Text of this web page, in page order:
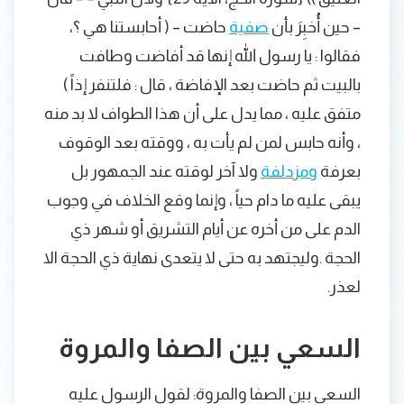
– حين أُخبِرَ بأن صفية حاضت – ( أحابستنا هي ؟،
فقالوا : يا رسول الله إنها قد أفاضت وطافت
بالبيت ثم حاضت بعد الإفاضة ، قال : فلتنفر إذاً )
متفق عليه ، مما يدل على أن هذا الطواف لا بد منه
، وأنه حابس لمن لم يأت به ، ووقته بعد الوقوف
بعرفة ومزدلفة ولا آخر لوقته عند الجمهور بل
يبقى عليه ما دام حياً ، وإنما وقع الخلاف في وجوب
الدم على من أخره عن أيام التشريق أو شهر ذي
الحجة .وليجتهد به حتى لا يتعدى نهاية ذي الحجة الا
لعذر.
السعي بين الصفا والمروة
السعي بين الصفا والمروة: لقول الرسول عليه